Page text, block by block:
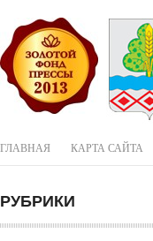
ГЛАВНАЯ КАРТА САЙТА
РУБРИКИ